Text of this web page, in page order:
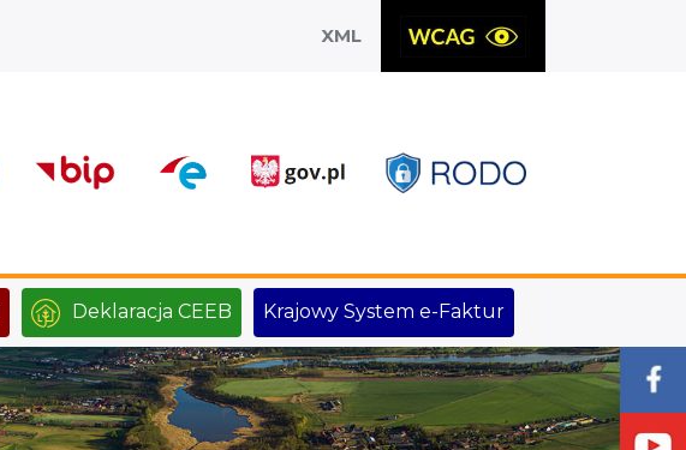
XML
Deklaracja CEEB Krajowy System e-Faktur